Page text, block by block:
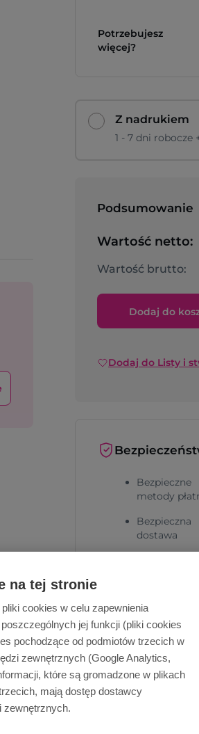
na tej stronie
cookies w celu zapewnienia
poszczególnych jej funkcji (pliki cookies
pochodzące od podmiotów trzecich w
zewnętrznych (Google Analytics,
które są gromadzone w plikach
mają dostęp dostawcy
zewnętrznych.
Potrzebujesz
więcej?
Z nadrukiem
1 - 7 dni robocze
Podsumowanie
Wartość netto:
Wartość brutto:
Dodaj do
Dodaj do Listy i
Bezpieczne
metody
Bezpieczna
dostawa
Dlaczego